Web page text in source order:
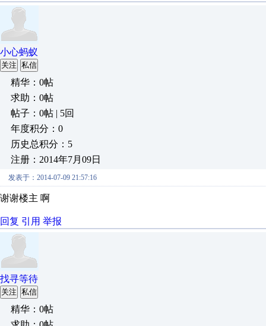
小心蚂蚁
关注 私信
精华：0帖
求助：0帖
帖子：0帖 | 5回
年度积分：0
历史总积分：5
注册：2014年7月09日
发表于：2014-07-09 21:57:16
谢谢楼主 啊
回复 引用 举报
找寻等待
关注 私信
精华：0帖